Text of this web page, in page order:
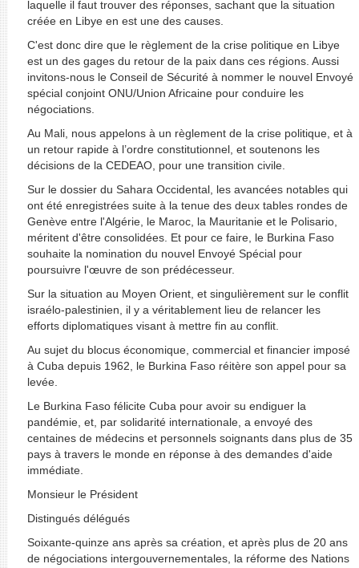
laquelle il faut trouver des réponses, sachant que la situation
créée en Libye en est une des causes.
C'est donc dire que le règlement de la crise politique en Libye
est un des gages du retour de la paix dans ces régions. Aussi
invitons-nous le Conseil de Sécurité à nommer le nouvel Envoyé
spécial conjoint ONU/Union Africaine pour conduire les
négociations.
Au Mali, nous appelons à un règlement de la crise politique, et à
un retour rapide à l’ordre constitutionnel, et soutenons les
décisions de la CEDEAO, pour une transition civile.
Sur le dossier du Sahara Occidental, les avancées notables qui
ont été enregistrées suite à la tenue des deux tables rondes de
Genève entre l'Algérie, le Maroc, la Mauritanie et le Polisario,
méritent d'être consolidées. Et pour ce faire, le Burkina Faso
souhaite la nomination du nouvel Envoyé Spécial pour
poursuivre l'œuvre de son prédécesseur.
Sur la situation au Moyen Orient, et singulièrement sur le conflit
israélo-palestinien, il y a véritablement lieu de relancer les
efforts diplomatiques visant à mettre fin au conflit.
Au sujet du blocus économique, commercial et financier imposé
à Cuba depuis 1962, le Burkina Faso réitère son appel pour sa
levée.
Le Burkina Faso félicite Cuba pour avoir su endiguer la
pandémie, et, par solidarité internationale, a envoyé des
centaines de médecins et personnels soignants dans plus de 35
pays à travers le monde en réponse à des demandes d'aide
immédiate.
Monsieur le Président
Distingués délégués
Soixante-quinze ans après sa création, et après plus de 20 ans
de négociations intergouvernementales, la réforme des Nations